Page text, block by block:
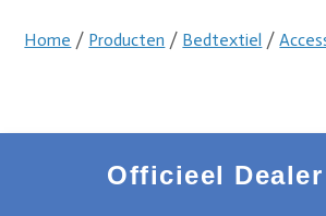
Home / Producten / Bedtextiel /
Officieel